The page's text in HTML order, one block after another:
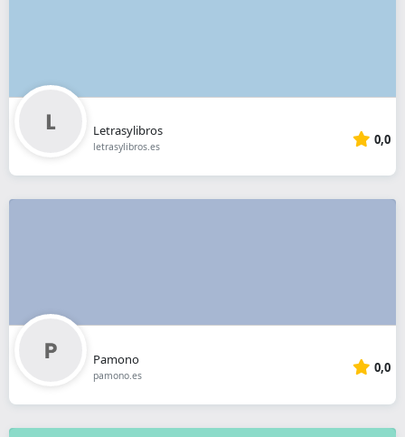
Letrasylibros
letrasylibros.es 0,0
Pamono
pamono.es 0,0